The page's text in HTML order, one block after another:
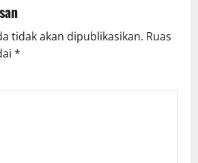
tidak akan dipublikasikan. Ruas
*